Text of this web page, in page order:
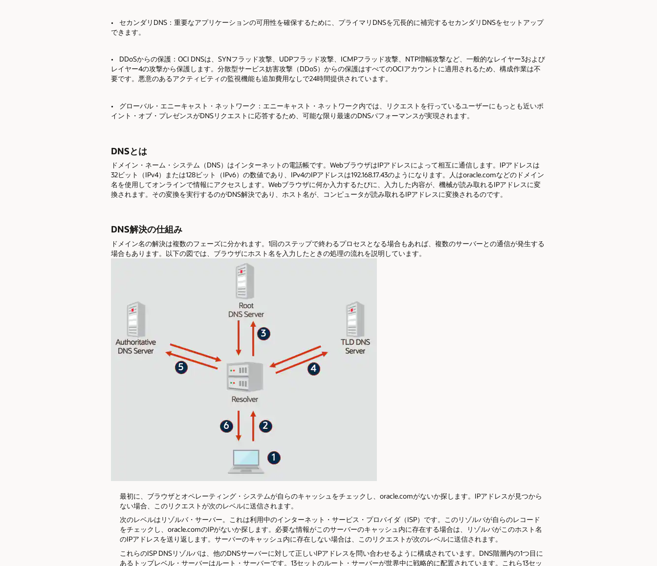
• セカンダリDNS：重要なアプリケーションの可用性を確保するために、プライマリDNSを冗長的に補完するセカンダリDNSをセットアップ
できます。
• DDoSからの保護：OCI DNSは、SYNフラッド攻撃、UDPフラッド攻撃、ICMPフラッド攻撃、NTP増幅攻撃など、一般的なレイヤー3および
レイヤー4の攻撃から保護します。分散型サービス妨害攻撃（DDoS）からの保護はすべてのOCIアカウントに適用されるため、構成作業は不
要です。悪意のあるアクティビティの監視機能も追加費用なしで24時間提供されています。
• グローバル・エニーキャスト・ネットワーク：エニーキャスト・ネットワーク内では、リクエストを行っているユーザーにもっとも近いポ
イント・オブ・プレゼンスがDNSリクエストに応答するため、可能な限り最速のDNSパフォーマンスが実現されます。
DNSとは
ドメイン・ネーム・システム（DNS）はインターネットの電話帳です。WebブラウザはIPアドレスによって相互に通信します。IPアドレスは
32ビット（IPv4）または128ビット（IPv6）の数値であり、IPv4のIPアドレスは192.168.17.43のようになります。人はoracle.comなどのドメイン
名を使用してオンラインで情報にアクセスします。Webブラウザに何か入力するたびに、入力した内容が、機械が読み取れるIPアドレスに変
換されます。その変換を実行するのがDNS解決であり、ホスト名が、コンピュータが読み取れるIPアドレスに変換されるのです。
DNS解決の仕組み
ドメイン名の解決は複数のフェーズに分かれます。1回のステップで終わるプロセスとなる場合もあれば、複数のサーバーとの通信が発生する
場合もあります。以下の図では、ブラウザにホスト名を入力したときの処理の流れを説明しています。
最初に、ブラウザとオペレーティング・システムが自らのキャッシュをチェックし、oracle.comがないか探します。IPアドレスが見つから
ない場合、このリクエストが次のレベルに送信されます。
次のレベルはリゾルバ・サーバー。これは利用中のインターネット・サービス・プロバイダ（ISP）です。このリゾルバが自らのレコード
をチェックし、oracle.comのIPがないか探します。必要な情報がこのサーバーのキャッシュ内に存在する場合は、リゾルバがこのホスト名
のIPアドレスを送り返します。サーバーのキャッシュ内に存在しない場合は、このリクエストが次のレベルに送信されます。
これらのISP DNSリゾルバは、他のDNSサーバーに対して正しいIPアドレスを問い合わせるように構成されています。DNS階層内の1つ目に
あるトップレベル・サーバーはルート・サーバーです。13セットのルート・サーバーが世界中に戦略的に配置されています。これら13セッ